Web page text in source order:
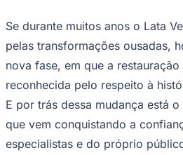
Se durante muitos anos o Lata
pelas transformações ousadas,
nova fase, em que a
reconhecida pelo respeito à
E por trás dessa mudança está
que vem conquistando a
especialistas e do próprio